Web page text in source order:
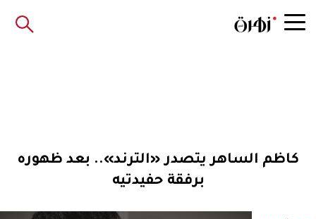
كاظم الساهر يتصدر «الترند».. بعد ظهوره
برفقة حفيدتيه